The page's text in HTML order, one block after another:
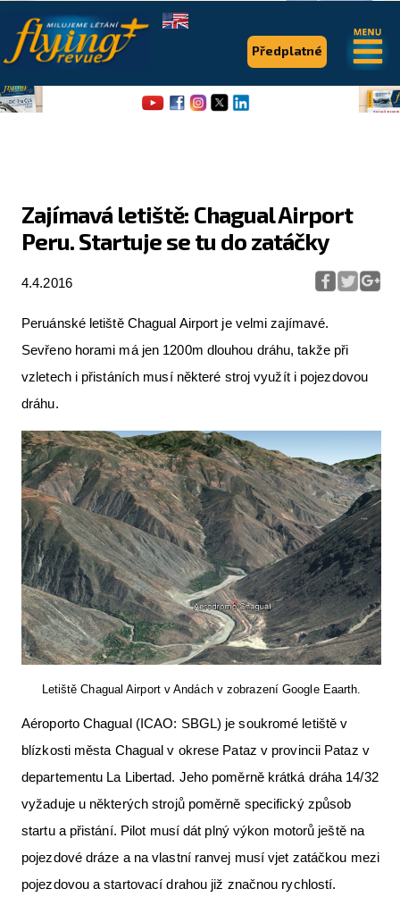
Zajímavá letiště: Chagual Airport
Peru. Startuje se tu do zatáčky
4.4.2016
Peruánské letiště Chagual Airport je velmi zajímavé.
Sevřeno horami má jen 1200m dlouhou dráhu, takže při
vzletech i přistáních musí některé stroj využít i pojezdovou
dráhu.
Letiště Chagual Airport v Andách v zobrazení Google Eaarth.
Aéroporto Chagual (ICAO: SBGL) je soukromé letiště v
blízkosti města Chagual v okrese Pataz v provincii Pataz v
departementu La Libertad. Jeho poměrně krátká dráha 14/32
vyžaduje u některých strojů poměrně specifický způsob
startu a přistání. Pilot musí dát plný výkon motorů ještě na
pojezdové dráze a na vlastní ranvej musí vjet zatáčkou mezi
pojezdovou a startovací drahou již značnou rychlostí.
Předplatné
.
Flying Revue
Pro piloty
Série & speciály
Aktuální FR + archiv
Letecká muzea
VFR Communication app
The SAFE Guide app
Nabídky práce v letectví
Inzerujte s námi
E-SHOP